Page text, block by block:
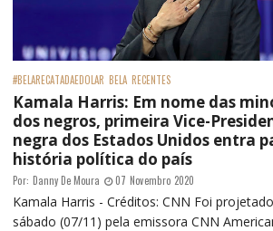
#BELARECATADAEDOLAR BELA RECENTES
Kamala Harris: Em nome das
dos negros, primeira Vice-
negra dos Estados Unidos entra
história política do país
Por: Danny De Moura 07 Novembro 2020
Kamala Harris - Créditos: CNN Foi
sábado (07/11) pela emissora CNN